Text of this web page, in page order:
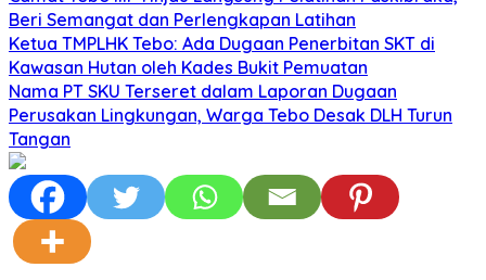
Beri Semangat dan Perlengkapan Latihan
Ketua TMPLHK Tebo: Ada Dugaan Penerbitan SKT di
Kawasan Hutan oleh Kades Bukit Pemuatan
Nama PT SKU Terseret dalam Laporan Dugaan
Perusakan Lingkungan, Warga Tebo Desak DLH Turun
Tangan